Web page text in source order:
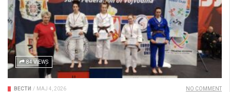
84 VIEWS
ВЕСТИ / МАЈ 4, 2026 NO COMMENT